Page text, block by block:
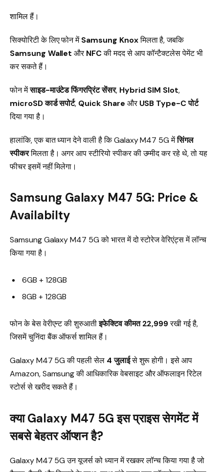
शामिल हैं।
सिक्योरिटी के लिए फोन मेंSamsung Knoxमिलता है, जबकि
Samsung Wallet औरNFCकी मदद से आप कॉन्टैक्टलेस पेमेंट भी
कर सकते हैं।
फोन मेंसाइड-माउंटेड फिंगरप्रिंट सेंसर, Hybrid SIM Slot,
microSD कार्ड सपोर्ट, Quick Share औरUSB Type-C पोर्ट
दिया गया है।
हालांकि, एक बात ध्यान देने वाली है कि Galaxy M47 5G मेंसिंगल
स्पीकरमिलता है। अगर आप स्टीरियो स्पीकर की उम्मीद कर रहे थे, तो यह
फीचर इसमें नहीं मिलेगा।
Samsung Galaxy M47 5G: Price &
Availabilty
Samsung Galaxy M47 5G को भारत में दो स्टोरेज वेरिएंट्स में लॉन्च
किया गया है।
6GB + 128GB
8GB + 128GB
फोन के बेस वेरीएन्ट की शुरुआतीइफेक्टिव कीमत ₹22,999रखी गई है,
जिसमें चुनिंदा बैंक ऑफर्स शामिल हैं।
Galaxy M47 5G की पहली सेल 4 जुलाईसे शुरू होगी। इसे आप
Amazon, Samsung की आधिकारिक वेबसाइट और ऑफलाइन रिटेल
स्टोर्स से खरीद सकते हैं।
क्या Galaxy M47 5G इस प्राइस सेगमेंट में
सबसे बेहतर ऑप्शन है?
Galaxy M47 5G उन यूजर्स को ध्यान में रखकर लॉन्च किया गया है जो